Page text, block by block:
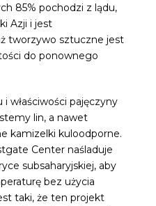
85% pochodzi z lądu,
Azji i jest
tworzywo sztuczne jest
do ponownego
i właściwości pajęczyny
lin, a nawet
kamizelki kuloodporne.
Center naśladuje
subsaharyjskiej, aby
bez użycia
taki, że ten projekt